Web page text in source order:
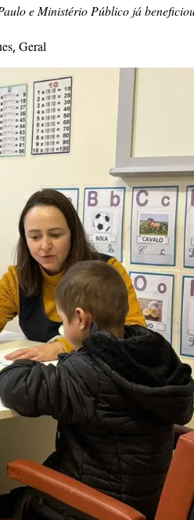
e Ministério Público já
, Geral